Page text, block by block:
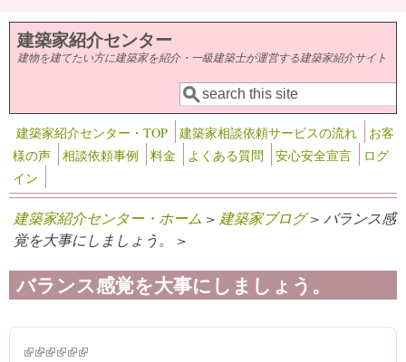
メインコンテンツに移動
建築家紹介センター
建物を建てたい方に建築家を紹介・一級建築士が運営する建築家紹介サイト
検索フォーム
検索
建築家紹介センター・TOP 建築家相談依頼サービスの流れ
お客
様の声
相談依頼事例 料金 よくある質問 安心安全宣言
ログ
イン
建築家紹介センター・ホーム > 建築家ブログ> バランス感
覚を大事にしましょう。 >
バランス感覚を大事にしましょう。
(link is external)
(link is external)
(link is external)
(link is external)
(link is external)
(link is external)